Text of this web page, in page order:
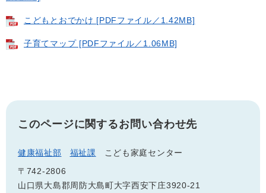
こどもとおでかけ [PDFファイル／1.42MB]
子育てマップ [PDFファイル／1.06MB]
このページに関するお問い合わせ先
健康福祉部 福祉課
こども家庭センター
〒742-2806
山口県大島郡周防大島町大字西安下庄3920-21